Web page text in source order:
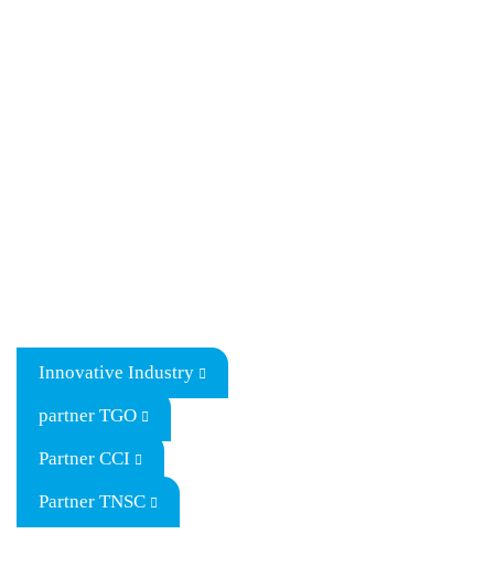
Innovative Industry
partner TGO
Partner CCI
Partner TNSC